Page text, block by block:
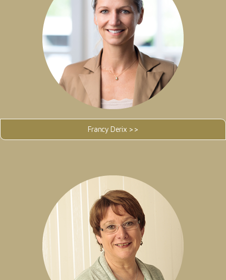
Francy Derix >>